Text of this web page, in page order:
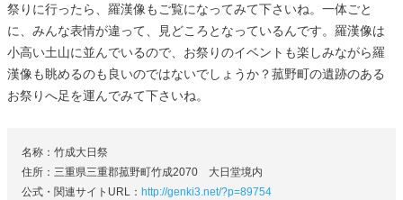
祭りに行ったら、羅漢像もご覧になってみて下さいね。一体ごと
に、みんな表情が違って、見どころとなっているんです。羅漢像は
小高い土山に並んでいるので、お祭りのイベントも楽しみながら羅
漢像も眺めるのも良いのではないでしょうか？菰野町の遺跡のある
お祭りへ足を運んでみて下さいね。
名称：竹成大日祭
住所：三重県三重郡菰野町竹成2070 大日堂境内
公式・関連サイトURL： http://genki3.net/?p=89754